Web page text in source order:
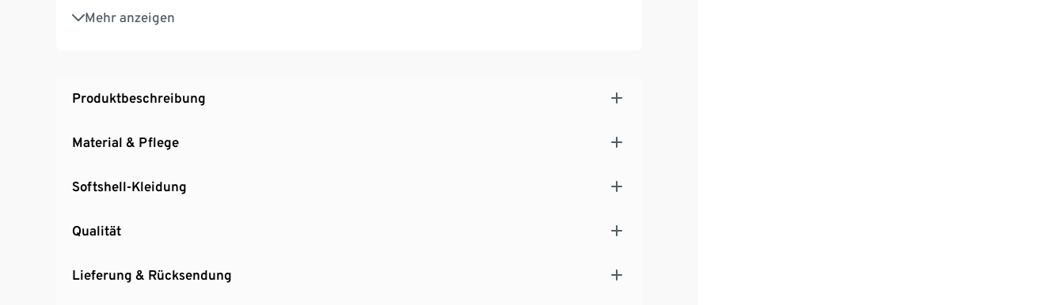
Mehr anzeigen
Elastischer Bund für eine optimale Passform
Weich und wärmend – mit leicht angerauter Innenseite
Produktbeschreibung
Material & Pflege
Softshell-Kleidung
Qualität
Lieferung & Rücksendung